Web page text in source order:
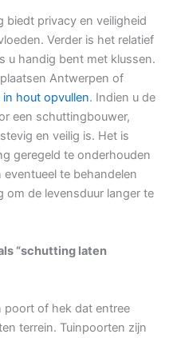
biedt privacy en veiligheid
Verder is het relatief
u handig bent met klussen.
Antwerpen of
hout opvullen. Indien u de
een schuttingbouwer,
en veilig is. Het is
geregeld te onderhouden
te behandelen
om de levensduur langer te
“schutting laten
poort of hek dat entree
terrein. Tuinpoorten zijn